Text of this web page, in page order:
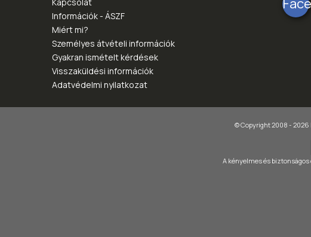
Információk - ÁSZF
Miért mi?
Személyes átvételi információk
Gyakran ismételt kérdések
Visszaküldési információk
Adatvédelmi nyilatkozat
© Copyright 2008 - 2026
A kényelmes és